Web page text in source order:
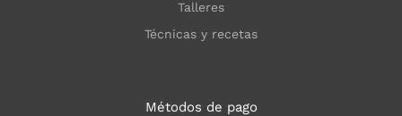
Talleres
Técnicas y recetas
Métodos de pago